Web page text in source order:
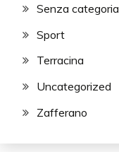
Senza categoria
Sport
Terracina
Uncategorized
Zafferano